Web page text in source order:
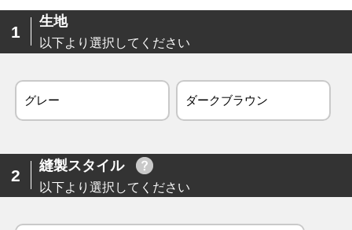
1
生地
以下より選択してください
グレー ダークブラウン
2
縫製スタイル
以下より選択してください